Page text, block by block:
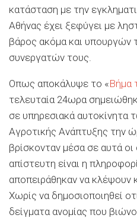
κατάσταση με την
Αθήνας έχει ξεφύγει με
βάρος ακόμα και υπουργών
συνεργατών τους.
Οπως αποκάλυψε το «Βήμα
τελευταία 24ωρα
σε υπηρεσιακά
Αγροτικής Ανάπτυξης την
βρίσκονταν μέσα σε αυτά
απίστευτη είναι η
αποπειράθηκαν να κλέψουν
Χωρίς να δημοσιοποιηθεί
δείγματα ανομίας που